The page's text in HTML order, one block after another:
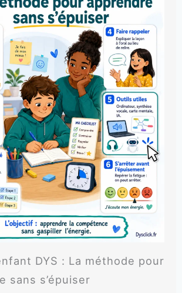
DYS : La méthode pour
sans s’épuiser